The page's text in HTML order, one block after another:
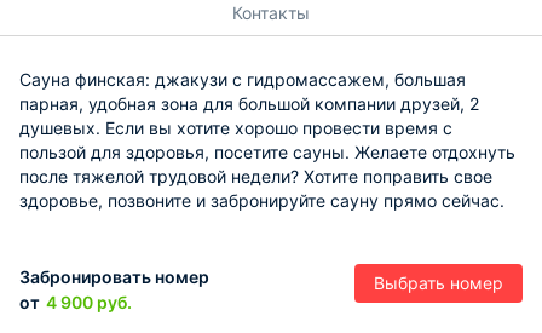
Контакты
Сауна финская: джакузи с гидромассажем, большая
парная, удобная зона для большой компании друзей, 2
душевых. Если вы хотите хорошо провести время с
пользой для здоровья, посетите сауны. Желаете отдохнуть
после тяжелой трудовой недели? Хотите поправить свое
здоровье, позвоните и забронируйте сауну прямо сейчас.
Забронировать номер
от 4 900 руб.
Выбрать номер